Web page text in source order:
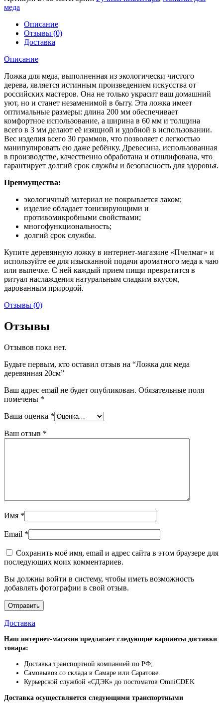
меда
Описание
Отзывы (0)
Доставка
Описание
Ложка для меда, выполненная из экологически чистого
дерева, является истинным произведением искусства от
российских мастеров. Она не только украсит ваш домашний
уют, но и станет незаменимой в быту. Эта ложка имеет
оптимальные размеры: длина 200 мм обеспечивает
комфортное использование, а ширина в 60 мм и толщина
всего в 3 мм делают её изящной и удобной в использовании.
Вес изделия всего 30 граммов, что позволяет с легкостью
манипулировать ею даже ребёнку. Древесина, использованная
в производстве, качественно обработана и отшлифована, что
гарантирует долгий срок службы и безопасность для здоровья.
Преимущества:
экологичный материал не покрывается лаком;
изделие обладает тонизирующими и
противомикробными свойствами;
многофункциональность;
долгий срок службы.
Купите деревянную ложку в интернет-магазине «Пчелмаг» и
используйте ее для изысканной подачи ароматного меда к чаю
или выпечке. С ней каждый прием пищи превратится в
ритуал наслаждения натуральным сладким вкусом,
дарованным природой.
Отзывы (0)
Отзывы
Отзывов пока нет.
Будьте первым, кто оставил отзыв на “Ложка для меда
деревянная 20см”
Ваш адрес email не будет опубликован. Обязательные поля
помечены *
Ваша оценка *
Ваш отзыв *
Имя *
Email *
Сохранить моё имя, email и адрес сайта в этом браузере для
последующих моих комментариев.
Вы должны войти в систему, чтобы иметь возможность
добавлять фотографии в свой отзыв.
Доставка
Наш интернет-магазин предлагает следующие варианты доставки
товара:
Доставка транспортной компанией по РФ;
Самовывоз со склада в Самаре или Саратове.
Курьерской службой «СДЭК» до постоматов OmniCDEK
Доставка осуществляется следующими транспортными